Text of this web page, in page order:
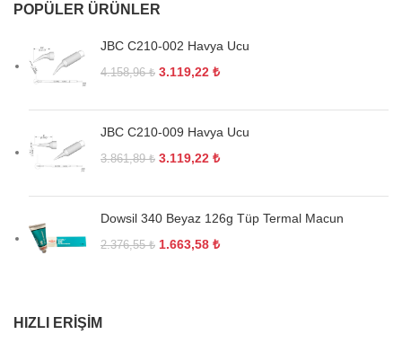
POPÜLER ÜRÜNLER
JBC C210-002 Havya Ucu
4.158,96₺ 3.119,22 ₺
JBC C210-009 Havya Ucu
3.861,89₺ 3.119,22 ₺
Dowsil 340 Beyaz 126g Tüp Termal Macun
2.376,55₺ 1.663,58 ₺
HIZLI ERIŞIM